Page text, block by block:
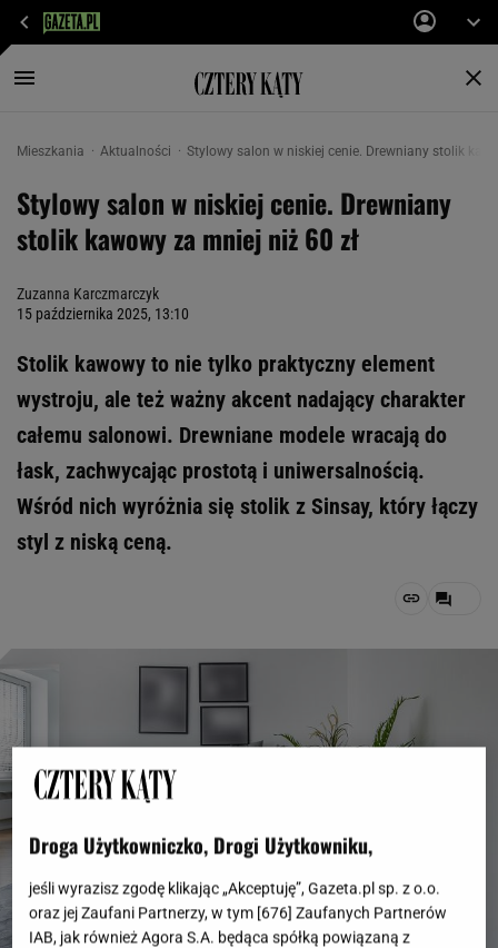
Mieszkania Aktualności Stylowy salon w niskiej cenie. Drewniany stolik
Stylowy salon w niskiej cenie. Drewniany
stolik kawowy za mniej niż 60 zł
Zuzanna Karczmarczyk
15 października 2025, 13:10
Stolik kawowy to nie tylko praktyczny element
wystroju, ale też ważny akcent nadający charakter
całemu salonowi. Drewniane modele wracają do
łask, zachwycając prostotą i uniwersalnością.
Wśród nich wyróżnia się stolik z Sinsay, który łączy
styl z niską ceną.
Droga Użytkowniczko, Drogi Użytkowniku,
jeśli wyrazisz zgodę klikając „Akceptuję”, Gazeta.pl sp. z o.o.
oraz jej Zaufani Partnerzy, w tym [676] Zaufanych Partnerów
IAB, jak również Agora S.A. będąca spółką powiązaną z